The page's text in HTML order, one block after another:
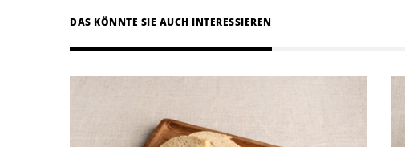
DAS KÖNNTE SIE AUCH INTERESSIEREN